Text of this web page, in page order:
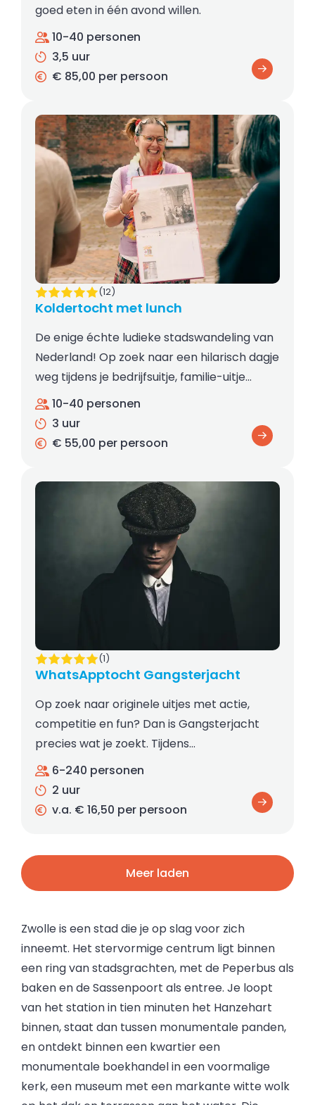
goed eten in één avond willen.
10-40 personen
3,5 uur
€ 85,00 per persoon
Koldertocht met lunch
(12)
De enige échte ludieke stadswandeling van
Nederland! Op zoek naar een hilarisch dagje
weg tijdens je bedrijfsuitje, familie-uitje…
10-40 personen
3 uur
€ 55,00 per persoon
WhatsApptocht Gangsterjacht
(1)
Op zoek naar originele uitjes met actie,
competitie en fun? Dan is Gangsterjacht
precies wat je zoekt. Tijdens…
6-240 personen
2 uur
v.a. € 16,50 per persoon
Meer laden
Zwolle is een stad die je op slag voor zich
inneemt. Het stervormige centrum ligt binnen
een ring van stadsgrachten, met de Peperbus als
baken en de Sassenpoort als entree. Je loopt
van het station in tien minuten het Hanzehart
binnen, staat dan tussen monumentale panden,
en ontdekt binnen een kwartier een
monumentale boekhandel in een voormalige
kerk, een museum met een markante witte wolk